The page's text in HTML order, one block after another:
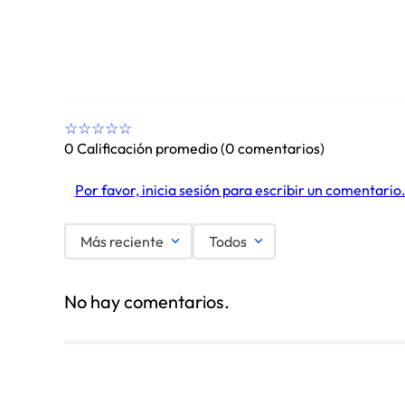
☆☆☆☆☆
0 Calificación promedio(0 comentarios)
Por favor, inicia sesión para escribir un comentario.
Más reciente Todos
No hay comentarios.